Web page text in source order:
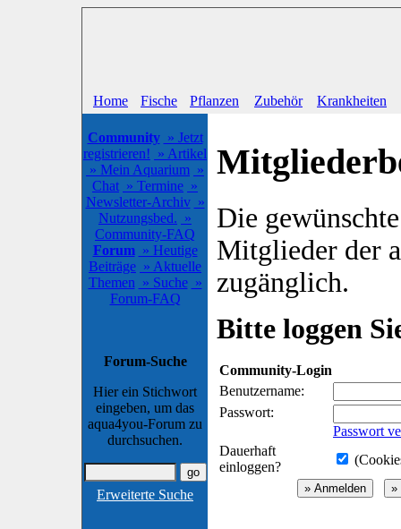
Home Fische Pflanzen Zubehör Krankheiten
Community » Jetzt
registrieren! » Artikel
» Mein Aquarium »
Chat » Termine »
Newsletter-Archiv »
Nutzungsbed. »
Community-FAQ
Forum » Heutige
Beiträge » Aktuelle
Themen » Suche »
Forum-FAQ
Forum-Suche
Hier ein Stichwort
eingeben, um das
aqua4you-Forum zu
durchsuchen.
Erweiterte Suche
Die
Mitglieder der
zugänglich.
Bitte loggen
Community-Login
Benutzername:
Passwort:
Passwort
Dauerhaft
einloggen?